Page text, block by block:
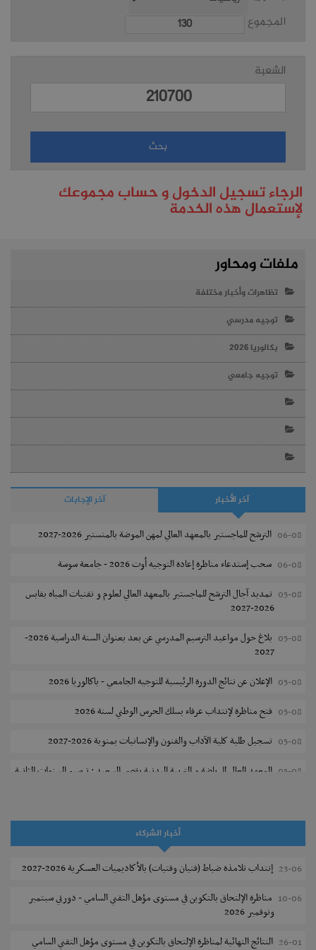
المجموع
الشعبة
الرجاء تسجيل الدخول و حساب مجموعك
لإستعمال هذه الخدمة
ملفات ومحاور
تظاهرات وأخبار مختلفة
توجيه مدرسي
بكالوريا 2026
توجيه جامعي
آخر الأخبار آخر الإجابات
06-08 الترشح للماجستير بالمعهد العالي لمهن الموضة بالمنستير 2026-2027
06-08 سحب إستدعاء مناظرة إعادة التوجيه أوت 2026 - جامعة سوسة
05-08 تمديد آجال الترشح للماجستير بالمعهد العالي لعلوم و تقنيات المياه بقابس
2026-2027
05-08
بلاغ حول مواعيد الترسيم المدرسي عن بعد بعنوان السنة الدراسية 2026-
2027
05-08 الإعلان عن نتائج الدورة الرئيسية للتوجيه الجامعي - باكالوريا 2026
05-08 فتح مناظرة لإنتداب عرفاء بسلك الحرس الوطني لسنة 2026
05-08 تسجيل طلبة كلية الآداب والفنون والإنسانيات بمنوبة 2026-2027
05-08 المعهد العالي للرياضة و التربية البدنية بقصر السعيد : ترسيم السنوات الثانية
05-08 كلية العلوم الإقتصادية والتصرف بسوسة : الترشح لماجستير مهني جديد
05-08
الترشح للماجستير بالمعهد العالي للرياضة والتربية البدنية بصفاقس 2026-
نتائج القبول الأولي لمناظرة إنتداب أساتذة التعليم الثانوي والفني والتقني
أخبار الشركاء
23-06 إنتداب تلامذة ضباط (فتيان وفتيات) بالأكاديميات العسكرية 2026-2027
10-06 مناظرة الإلتحاق بالتكوين في مستوى مؤهل التقني السامي - دورتي سبتمبر
ونوفمبر 2026
26-01 النتائج النهائية لمناظرة الإلتحاق بالتكوين في مستوى مؤهل التقني السامي